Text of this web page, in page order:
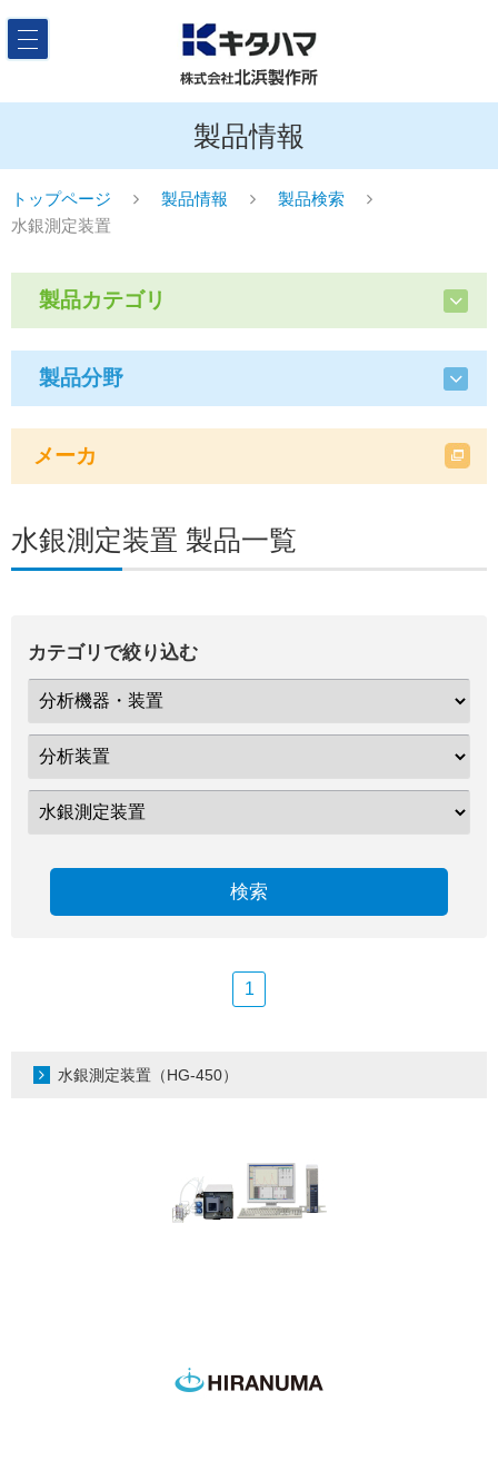
製品情報
トップページ 製品情報
製品検索
水銀測定装置
製品カテゴリ
製品分野
メーカ
水銀測定装置 製品一覧
カテゴリで絞り込む
検索
1
水銀測定装置（HG-450）